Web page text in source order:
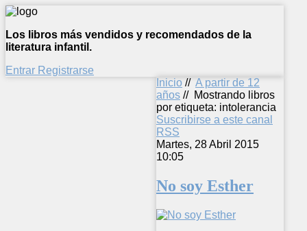
Los libros más vendidos y recomendados de la
literatura infantil.
Entrar Registrarse
Inicio // A partir de 12
años // Mostrando libros
por etiqueta: intolerancia
Suscribirse a este canal
RSS
Martes, 28 Abril 2015
10:05
No soy Esther